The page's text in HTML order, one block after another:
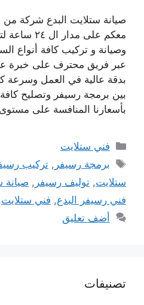
صيانة ستلايت البدع شركة من
معكم على
وصيانة و تركيب كافة أنواع
عبر فريق محترف على خبرة
بدقة عالية في العمل وسرعة
بين برمجة رسيفر وتصليح
بأسعارنا المنافسة على
التصنيفات
فني ستلايت
الوسوم
برمجة رسيفر ,تركيب
ستلايت, توليف رسيفر , صيانة
فني رسيفر البدع, فني ستلايت
أضف تعليق
تصنيفات